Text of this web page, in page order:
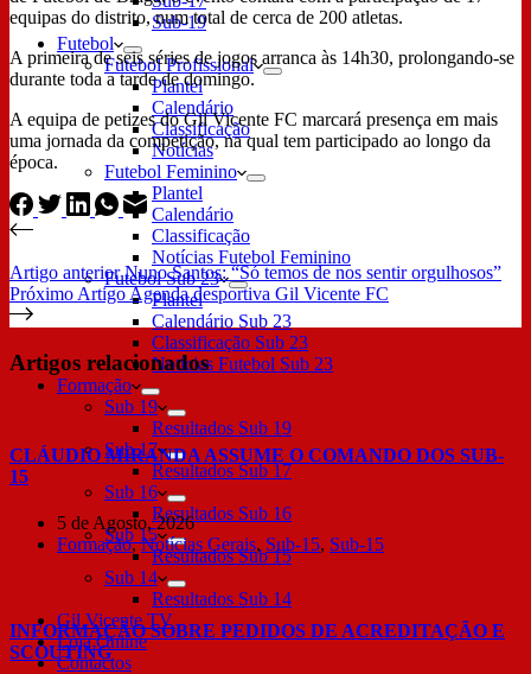
Sub-19
Futebol
Futebol Profissional
Plantel
Calendário
Classificação
Notícias
Futebol Feminino
Plantel
Calendário
Classificação
Notícias Futebol Feminino
Futebol Sub 23
Plantel
Calendário Sub 23
Classificação Sub 23
Notícias Futebol Sub 23
Formação
Sub 19
Resultados Sub 19
Sub 17
Resultados Sub 17
Sub 16
Resultados Sub 16
Sub 15
Resultados Sub 15
Sub 14
Resultados Sub 14
Gil Vicente TV
Loja Online
Contactos
equipas do distrito, num total de cerca de 200 atletas.
A primeira de seis séries de jogos arranca às 14h30, prolongando-se
durante toda a tarde de domingo.
A equipa de petizes do Gil Vicente FC marcará presença em mais
uma jornada da competição, na qual tem participado ao longo da
época.
Artigo anteriorNuno Santos: “Só temos de nos sentir orgulhosos”
Próximo ArtigoAgenda desportiva Gil Vicente FC
Artigos relacionados
CLÁUDIO MIRANDA ASSUME O COMANDO DOS SUB-
15
5 de Agosto, 2026
Formação,Notícias Gerais, Sub-15, Sub-15
INFORMAÇÃO SOBRE PEDIDOS DE ACREDITAÇÃO E
SCOUTING